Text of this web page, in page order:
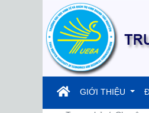
(current)
GIỚI THIỆU